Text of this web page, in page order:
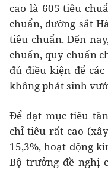
cao là 605 tiêu
chuẩn, đường sắt
tiêu chuẩn. Đến
chuẩn, quy chuẩn
đủ điều kiện để
không phát sinh
Để đạt mục tiêu
chỉ tiêu rất cao
15,3%, hoạt động
Bộ trưởng đề nghị